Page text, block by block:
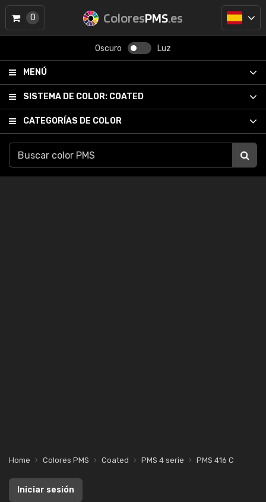
ColoresPMS.es
Oscuro Luz
MENÚ
SISTEMA DE COLOR: COATED
CATEGORÍAS DE COLOR
0
Home Colores PMS Coated PMS 4 serie PMS 416 C
Iniciar sesión